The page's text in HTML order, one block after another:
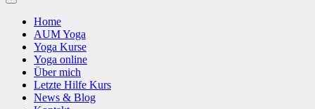
Toggle
NavigationHome
AUM Yoga
Yoga Kurse
Yoga online
Über mich
Letzte Hilfe Kurs
News & Blog